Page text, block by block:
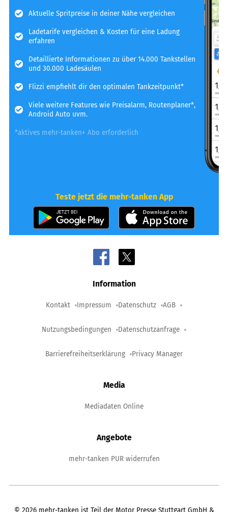
Aktuelle Spritpreise in deiner Nähe vergleichen
Ladetarife vergleichen & Kosten für eine Ladung
erfahren
Detaillierte Informationen zu über 14.000 Tankstellen
und 30.000 Ladesäulen
Flizzi empfiehlt dir den optimalen Tankzeitpunkt*
Viele weitere Features wie Preisalarm, Routenplaner*,
Android Auto uvm.
*aktives mehr-tanken+ Abo erforderlich
Teste jetzt die mehr-tanken App
Information
Kontakt Impressum Datenschutz AGB
Nutzungsbedingungen Datenschutzanfrage
Barrierefreiheitserklärung Privacy Manager
Media
Mediadaten Online
Angebote
mehr-tanken PUR widerrufen
© 2026 mehr-tanken ist Teil der Motor Presse Stuttgart GmbH &